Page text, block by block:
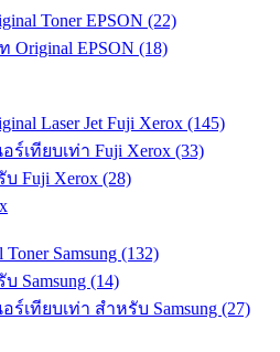
Toner EPSON (22)
EPSON (18)
Laser Jet Fuji Xerox (145)
เทียบเท่า Fuji Xerox (33)
Fuji Xerox (28)
Samsung (132)
Samsung (14)
เทียบเท่า สำหรับ Samsung (27)